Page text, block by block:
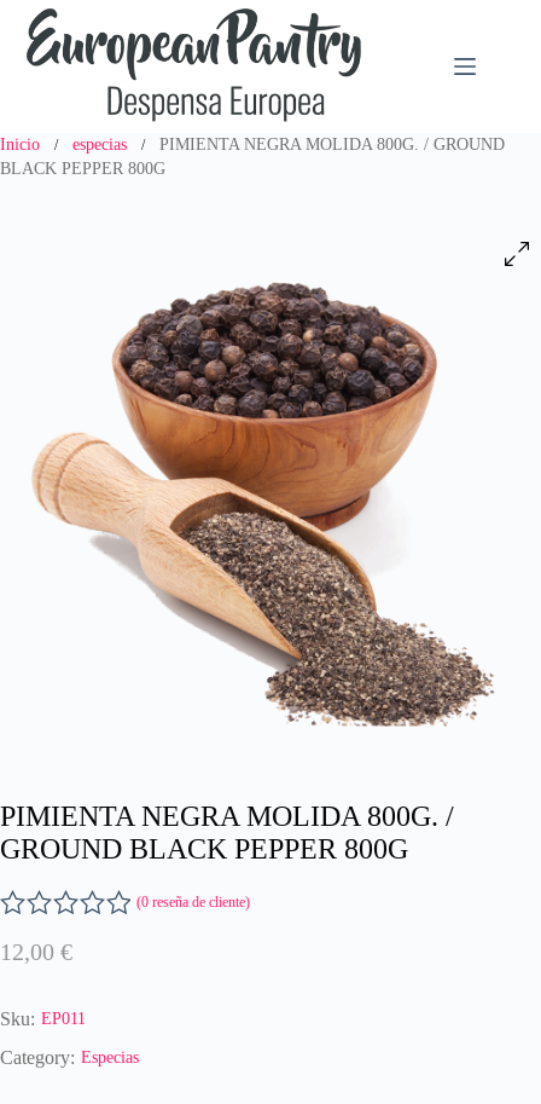
Saltar
contenido
Inicio / especias /
PIMIENTA NEGRA MOLIDA 800G. / GROUND
BLACK PEPPER 800G
PIMIENTA NEGRA MOLIDA 800G. /
GROUND BLACK PEPPER 800G
V
a
o
a
(0 reseña de cliente)
12,00 €
Sku: EP011
Category: Especias